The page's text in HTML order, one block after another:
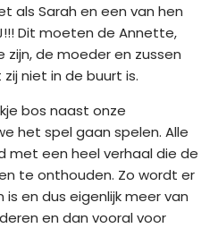
als Sarah en een van hen
Dit moeten de Annette,
zijn, de moeder en zussen
niet in de buurt is.
bos naast onze
het spel gaan spelen. Alle
met een heel verhaal die de
te onthouden. Zo wordt er
en dus eigenlijk meer van
en dan vooral voor